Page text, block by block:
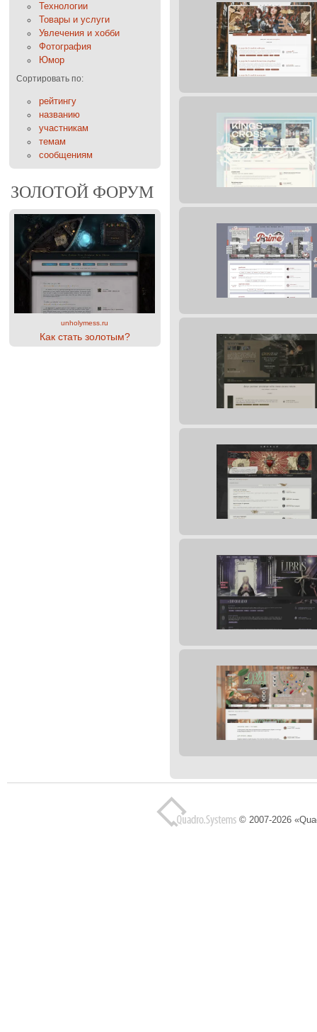
Технологии
Товары и услуги
Увлечения и хобби
Фотография
Юмор
Сортировать по:
рейтингу
названию
участникам
темам
сообщениям
ЗОЛОТОЙ ФОРУМ
unholymess.ru
Как стать золотым?
© 2007-2026